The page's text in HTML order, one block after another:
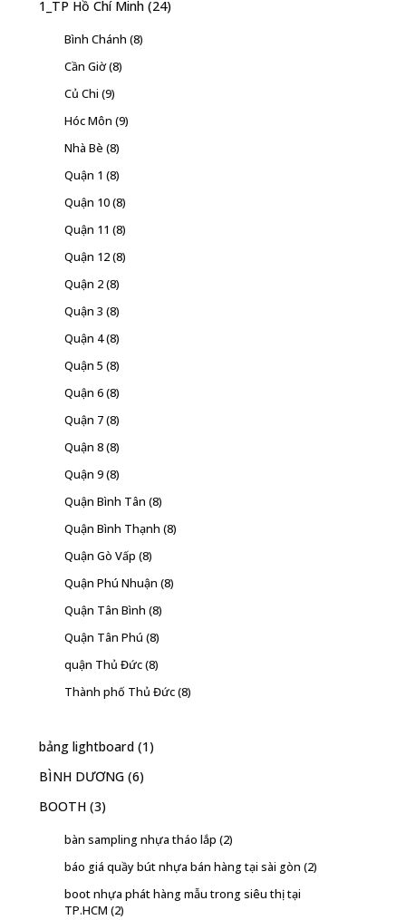
1_TP Hồ Chí Minh (24)
Bình Chánh (8)
Cần Giờ(8)
Củ Chi (9)
Hóc Môn (9)
Nhà Bè (8)
Quận 1 (8)
Quận 10(8)
Quận 11 (8)
Quận 12(8)
Quận 2(8)
Quận 3 (8)
Quận 4(8)
Quận 5 (8)
Quận 6(8)
Quận 7(8)
Quận 8(8)
Quận 9(8)
Quận Bình Tân (8)
Quận Bình Thạnh (8)
Quận Gò Vấp (8)
Quận Phú Nhuận (8)
Quận Tân Bình (8)
Quận Tân Phú (8)
quận Thủ Đức(8)
Thành phố Thủ Đức(8)
bảng lightboard (1)
BÌNH DƯƠNG (6)
BOOTH (3)
bàn sampling nhựa tháo lắp (2)
báo giá quầy bút nhựa bán hàng tại sài gòn (2)
boot nhựa phát hàng mẫu trong siêu thị tại
TP.HCM (2)